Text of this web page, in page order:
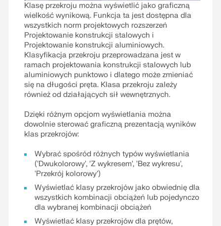
Klasę przekroju można wyświetlić jako graficzną
wielkość wynikową. Funkcja ta jest dostępna dla
wszystkich norm projektowych rozszerzeń
Projektowanie konstrukcji stalowych i
Projektowanie konstrukcji aluminiowych.
Klasyfikacja przekroju przeprowadzana jest w
ramach projektowania konstrukcji stalowych lub
aluminiowych punktowo i dlatego może zmieniać
się na długości pręta. Klasa przekroju zależy
również od działających sił wewnętrznych.
Dzięki różnym opcjom wyświetlania można
dowolnie sterować graficzną prezentacją wyników
klas przekrojów:
Wybrać spośród różnych typów wyświetlania
('Dwukolorowy', 'Z wykresem', 'Bez wykresu',
'Przekrój kolorowy')
Wyświetlać klasy przekrojów jako obwiednię dla
wszystkich kombinacji obciążeń lub pojedynczo
dla wybranej kombinacji obciążeń
Wyświetlać klasy przekrojów dla prętów,